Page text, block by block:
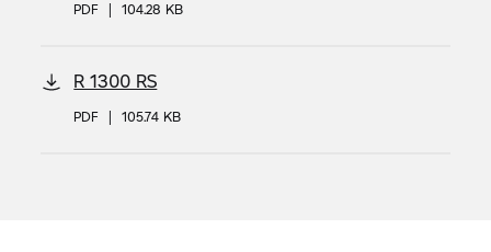
PDF | 104.28 KB
R 1300 RS
PDF | 105.74 KB